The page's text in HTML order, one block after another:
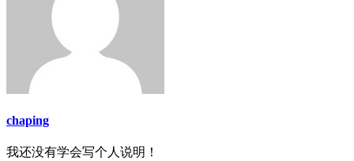
chaping
我还没有学会写个人说明！